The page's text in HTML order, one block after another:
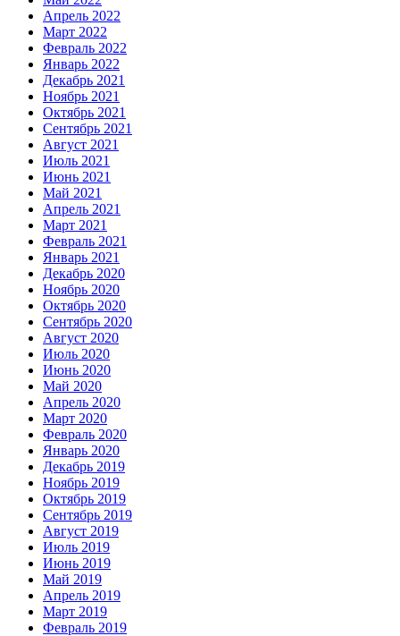
Апрель 2022
Март 2022
Февраль 2022
Январь 2022
Декабрь 2021
Ноябрь 2021
Октябрь 2021
Сентябрь 2021
Август 2021
Июль 2021
Июнь 2021
Май 2021
Апрель 2021
Март 2021
Февраль 2021
Январь 2021
Декабрь 2020
Ноябрь 2020
Октябрь 2020
Сентябрь 2020
Август 2020
Июль 2020
Июнь 2020
Май 2020
Апрель 2020
Март 2020
Февраль 2020
Январь 2020
Декабрь 2019
Ноябрь 2019
Октябрь 2019
Сентябрь 2019
Август 2019
Июль 2019
Июнь 2019
Май 2019
Апрель 2019
Март 2019
Февраль 2019